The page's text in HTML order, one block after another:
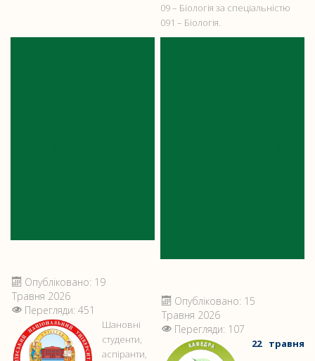
09 – Біологія за спеціальністю
091 – Біологія.
Опубліковано: 19
Травня 2026
Перегляди: 451
Шановні
студенти,
аспіранти,
Опубліковано: 15
Травня 2026
Перегляди: 107
22 травня